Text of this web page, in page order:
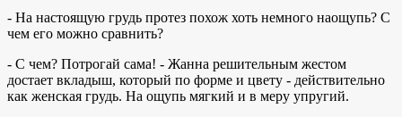
- На настоящую грудь протез похож хоть немного наощупь? С
чем его можно сравнить?
- С чем? Потрогай сама! - Жанна решительным жестом
достает вкладыш, который по форме и цвету - действительно
как женская грудь. На ощупь мягкий и в меру упругий.